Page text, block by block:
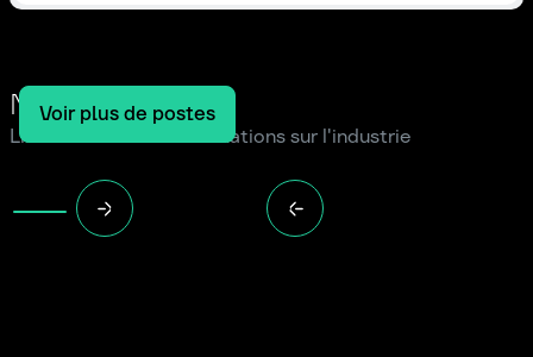
Notre blog
Lire les dernières informations sur l'industrie
Voir plus de postes